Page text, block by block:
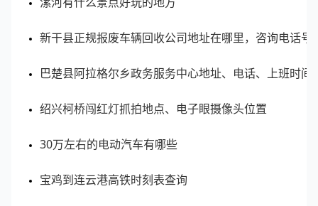
新干县正规报废车辆回收公司地址在哪里，咨询电话号
巴楚县阿拉格尔乡政务服务中心地址、电话、上班时间
绍兴柯桥闯红灯抓拍地点、电子眼摄像头位置
30万左右的电动汽车有哪些
宝鸡到连云港高铁时刻表查询